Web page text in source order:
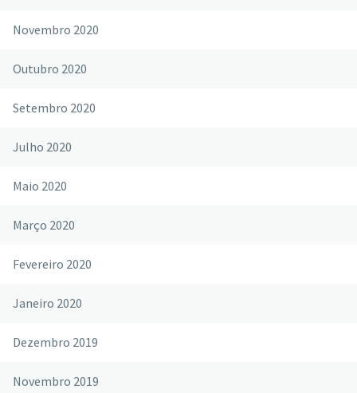
Novembro 2020
Outubro 2020
Setembro 2020
Julho 2020
Maio 2020
Março 2020
Fevereiro 2020
Janeiro 2020
Dezembro 2019
Novembro 2019